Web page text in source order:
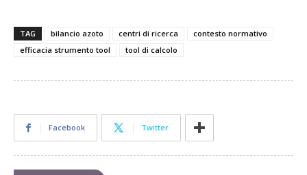
TAG bilancio azoto centri di ricerca
contesto normativo
efficacia strumento tool
tool di calcolo
Facebook Twitter